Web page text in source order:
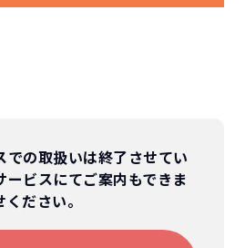
での取扱いは終了させてい
ービスにてご案内もできま
ださい。